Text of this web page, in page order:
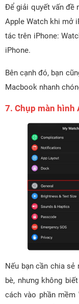
Để giải quyết vấn đề
Apple Watch khi mở
tác trên iPhone:
iPhone.
Bên cạnh đó, bạn
Macbook nhanh
7. Chụp màn hình
Nếu bạn cần chia sẻ
bè, nhưng không
cách vào phần mềm